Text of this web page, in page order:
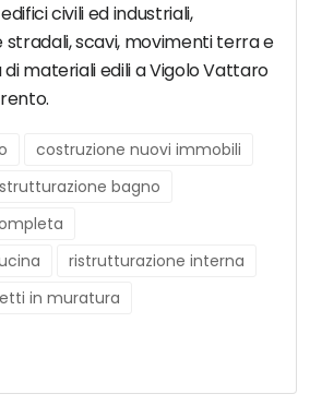
civili ed industriali,
scavi, movimenti terra e
materiali edili a Vigolo Vattaro
costruzione nuovi immobili
bagno
ristrutturazione interna
in muratura